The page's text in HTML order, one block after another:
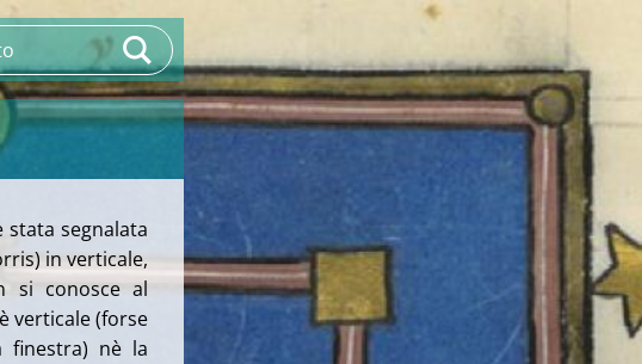
stata segnalata
in verticale,
si conosce al
verticale (forse
nè la